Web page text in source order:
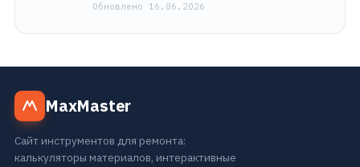
Обновлено 16.06.2026
MaxMaster
Сайт инструментов для ремонта:
калькуляторы материалов, интерактивные